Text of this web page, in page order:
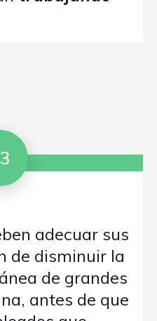
adecuar sus
de disminuir la
de grandes
antes de que